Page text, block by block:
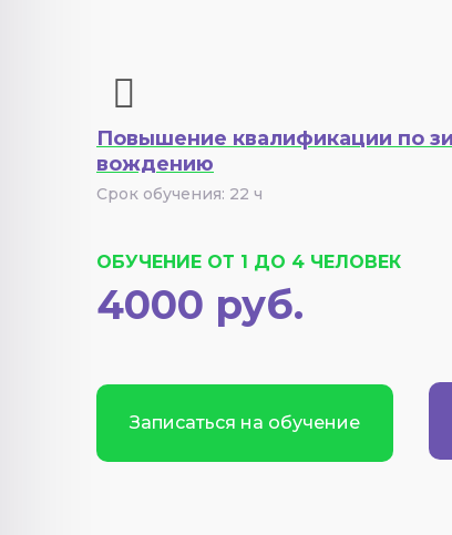
Повышение квалификации по
вождению
Срок обучения: 22 ч
Записаться на обучение
ОБУЧЕНИЕ ОТ 1 ДО 4 ЧЕЛОВЕК
4000 руб.